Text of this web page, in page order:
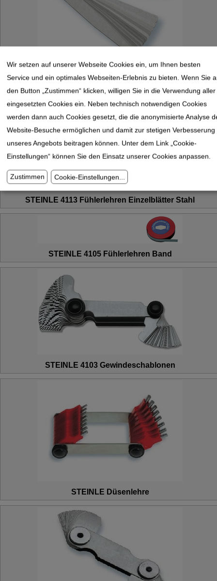
STEINLE 4101 Fühlerlehren Stahl
STEINLE 4113 Fühlerlehren Einzelblätter Stahl
STEINLE 4105 Fühlerlehren Band
STEINLE 4103 Gewindeschablonen
STEINLE Düsenlehre
Wir setzen auf unserer Webseite Cookies ein, um Ihnen besten
Service und ein optimales Webseiten-Erlebnis zu bieten. Wenn Sie
den Button „Zustimmen“ klicken, willigen Sie in die Verwendung aller
eingesetzten Cookies ein. Neben technisch notwendigen Cookies
werden dann auch Cookies gesetzt, die die anonymisierte Analyse
Website-Besuche ermöglichen und damit zur stetigen Verbesserung
unseres Angebots beitragen können. Unter dem Link „Cookie-
Einstellungen“ können Sie den Einsatz unserer Cookies anpassen.
Zustimmen Cookie-Einstellungen